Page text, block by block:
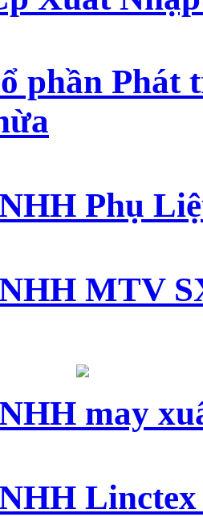
phần Phát
Phụ
MTV
may
Linctex